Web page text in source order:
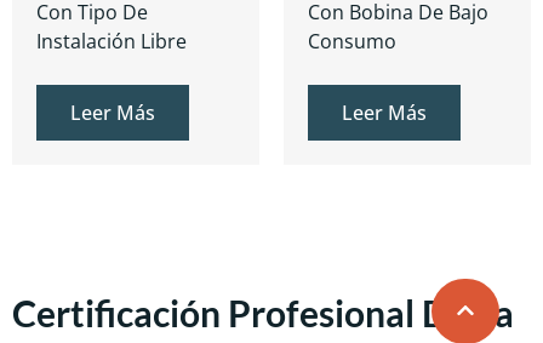
Con Tipo De
Instalación Libre
Leer Más
Con Bobina De Bajo
Consumo
Leer Más
Certificación Profesional De La